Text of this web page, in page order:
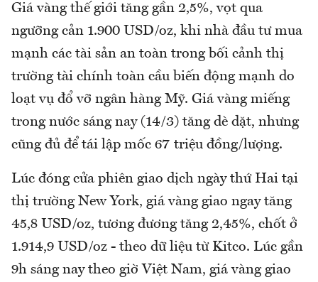
Giá vàng thế giới tăng gần 2,5%, vọt qua
ngưỡng cản 1.900 USD/oz, khi nhà đầu tư mua
mạnh các tài sản an toàn trong bối cảnh thị
trường tài chính toàn cầu biến động mạnh do
loạt vụ đổ vỡ ngân hàng Mỹ. Giá vàng miếng
trong nước sáng nay (14/3) tăng dè dặt, nhưng
cũng đủ để tái lập mốc 67 triệu đồng/lượng.
Lúc đóng cửa phiên giao dịch ngày thứ Hai tại
thị trường New York, giá vàng giao ngay tăng
45,8 USD/oz, tương đương tăng 2,45%, chốt ở
1.914,9 USD/oz - theo dữ liệu từ Kitco. Lúc gần
9h sáng nay theo giờ Việt Nam, giá vàng giao